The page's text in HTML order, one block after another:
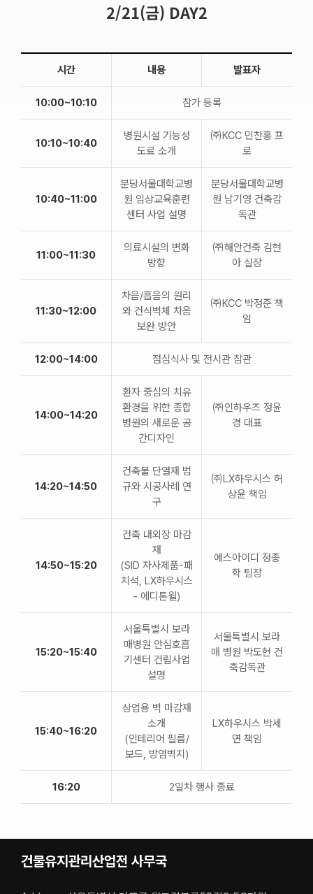
2/21(금) DAY2
시간 내용 발표자
10:00~10:10 참가 등록
10:10~10:40
병원시설 기능성
도료 소개
㈜KCC 민찬홍 프
로
10:40~11:00
분당서울대학교병
원 임상교육훈련
센터 사업 설명
분당서울대학교병
원 남기영 건축감
독관
11:00~11:30
의료시설의 변화
방향
㈜해안건축 김현
아 실장
11:30~12:00
차음/흡음의 원리
와 건식벽체 차음
보완 방안
㈜KCC 박정준 책
임
12:00~14:00 점심식사 및 전시관 참관
14:00~14:20
환자 중심의 치유
환경을 위한 종합
병원의 새로운 공
간디자인
㈜인하우즈 정윤
경 대표
14:20~14:50
건축물 단열재 법
규와 시공사례 연
구
㈜LX하우시스 허
상윤 책임
14:50~15:20
건축 내외장 마감
재
(SID 자사제품-패
치석, LX하우시스
- 에디톤윌)
에스아이디 정종
학 팀장
15:20~15:40
서울특별시 보라
매병원 안심호흡
기센터 건립사업
설명
서울특별시 보라
매 병원 박도현 건
축감독관
15:40~16:20
상업용 벽 마감재
소개
(인테리어 필름/
보드, 방염벽지)
LX하우시스 박세
연 책임
16:20 2일차 행사 종료
건물유지관리산업전 사무국